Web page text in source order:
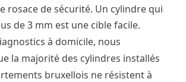
rosace de sécurité. Un cylindre qui
de 3 mm est une cible facile.
à domicile, nous
la majorité des cylindres installés
bruxellois ne résistent à